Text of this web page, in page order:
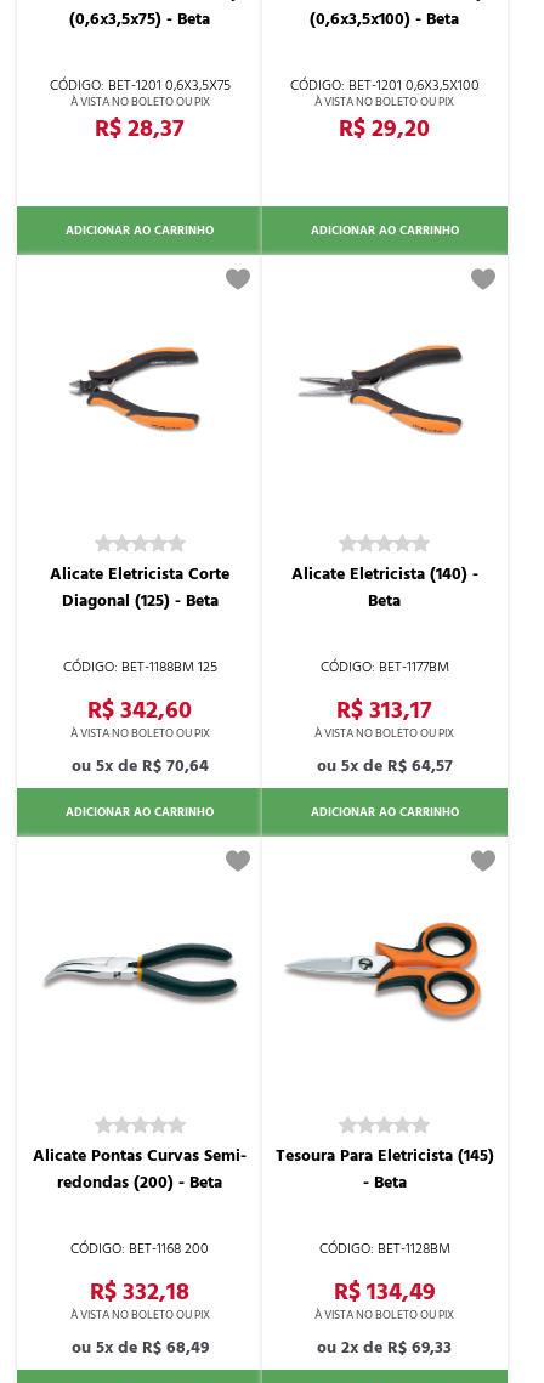
BET-1201 0,6X3,5X75
(0,6x3,5x75) - Beta
R$ 28,37
ADICIONAR AO CARRINHO
BET-1201 0,6X3,5X100
(0,6x3,5x100) - Beta
R$ 29,20
ADICIONAR AO CARRINHO
BET-1188BM 125
Alicate Eletricista Corte
Diagonal (125) - Beta
R$ 342,60
5x de R$ 70,64
ADICIONAR AO CARRINHO
BET-1177BM
Alicate Eletricista (140) -
Beta
R$ 313,17
5x de R$ 64,57
ADICIONAR AO CARRINHO
BET-1168 200
Alicate Pontas Curvas Semi-
redondas (200) - Beta
R$ 332,18
5x de R$ 68,49
BET-1128BM
Tesoura Para Eletricista (145)
- Beta
R$ 134,49
2x de R$ 69,33